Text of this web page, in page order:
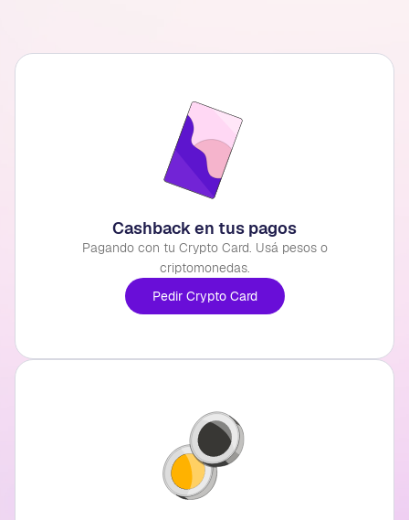
Cashback en tus pagos
Pagando con tu Crypto Card. Usá pesos o
criptomonedas.
Pedir Crypto Card